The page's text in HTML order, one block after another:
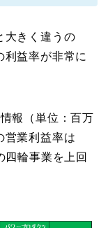
大きく違うの
利益率が非常に
報（単位：百万
営業利益率は
四輪事業を上回